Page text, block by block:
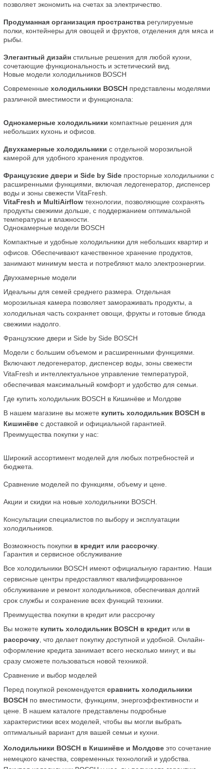
позволяет экономить на счетах за электричество.
Продуманная организация пространства регулируемые
полки, контейнеры для овощей и фруктов, отделения для мяса и
рыбы.
Элегантный дизайн стильные решения для любой кухни,
сочетающие функциональность и эстетический вид.
Новые модели холодильников BOSCH
Современные холодильники BOSCH представлены моделями
различной вместимости и функционала:
Однокамерные холодильники компактные решения для
небольших кухонь и офисов.
Двухкамерные холодильники с отдельной морозильной
камерой для удобного хранения продуктов.
Французские двери и Side by Side просторные холодильники с
расширенными функциями, включая ледогенератор, диспенсер
воды и зоны свежести VitaFresh.
VitaFresh и MultiAirflow технологии, позволяющие сохранять
продукты свежими дольше, с поддержанием оптимальной
температуры и влажности.
Однокамерные модели BOSCH
Компактные и удобные холодильники для небольших квартир и
офисов. Обеспечивают качественное хранение продуктов,
занимают минимум места и потребляют мало электроэнергии.
Двухкамерные модели
Идеальны для семей среднего размера. Отдельная
морозильная камера позволяет замораживать продукты, а
холодильная часть сохраняет овощи, фрукты и готовые блюда
свежими надолго.
Французские двери и Side by Side BOSCH
Модели с большим объемом и расширенными функциями.
Включают ледогенератор, диспенсер воды, зоны свежести
VitaFresh и интеллектуальное управление температурой,
обеспечивая максимальный комфорт и удобство для семьи.
Где купить холодильник BOSCH в Кишинёве и Молдове
В нашем магазине вы можете купить холодильник BOSCH в
Кишинёве с доставкой и официальной гарантией.
Преимущества покупки у нас:
Широкий ассортимент моделей для любых потребностей и
бюджета.
Сравнение моделей по функциям, объему и цене.
Акции и скидки на новые холодильники BOSCH.
Консультации специалистов по выбору и эксплуатации
холодильников.
Возможность покупки в кредит или рассрочку
Гарантия и сервисное обслуживание
Все холодильники BOSCH имеют официальную гарантию. Наши
сервисные центры предоставляют квалифицированное
обслуживание и ремонт холодильников, обеспечивая долгий
срок службы и сохранение всех функций техники.
Преимущества покупки в кредит или рассрочку
Вы можете купить холодильник BOSCH в кредит или в
рассрочку , что делает покупку доступной и удобной. Онлайн-
оформление кредита занимает всего несколько минут, и вы
сразу сможете пользоваться новой техникой.
Сравнение и выбор моделей
Перед покупкой рекомендуется сравнить холодильники
BOSCH по вместимости, функциям, энергоэффективности и
цене. В нашем каталоге представлены подробные
характеристики всех моделей, чтобы вы могли выбрать
оптимальный вариант для вашей семьи и кухни.
Холодильники BOSCH в Кишинёве и Молдове это сочетание
немецкого качества, современных технологий и удобства.